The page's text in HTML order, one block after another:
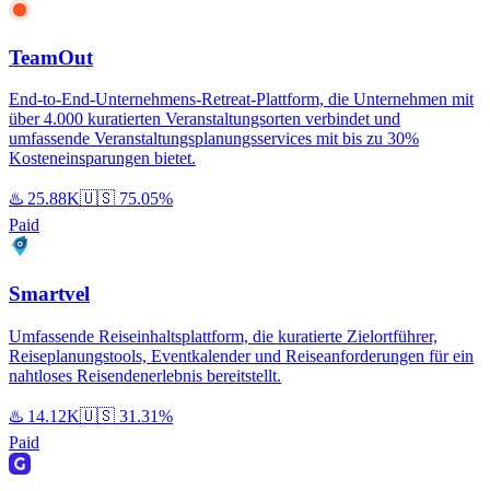
TeamOut
End-to-End-Unternehmens-Retreat-Plattform, die Unternehmen mit
über 4.000 kuratierten Veranstaltungsorten verbindet und
umfassende Veranstaltungsplanungsservices mit bis zu 30%
Kosteneinsparungen bietet.
♨️ 25.88K🇺🇸 75.05%
Paid
Smartvel
Umfassende Reiseinhaltsplattform, die kuratierte Zielortführer,
Reiseplanungstools, Eventkalender und Reiseanforderungen für ein
nahtloses Reisendenerlebnis bereitstellt.
♨️ 14.12K🇺🇸 31.31%
Paid